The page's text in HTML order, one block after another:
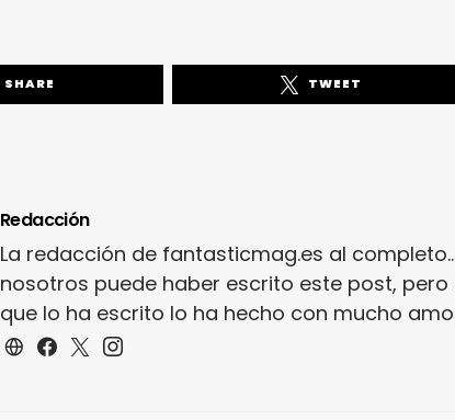
SHARE TWEET
Redacción
La redacción de fantasticmag.es al
nosotros puede haber escrito este post, pero
que lo ha escrito lo ha hecho con mucho